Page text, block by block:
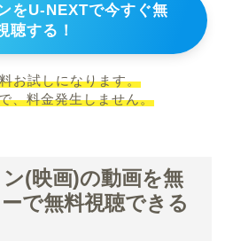
をU-NEXTで今すぐ無
聴する！
お試しになります。
、料金発生しません。
(映画)の動画を無
で無料視聴できる